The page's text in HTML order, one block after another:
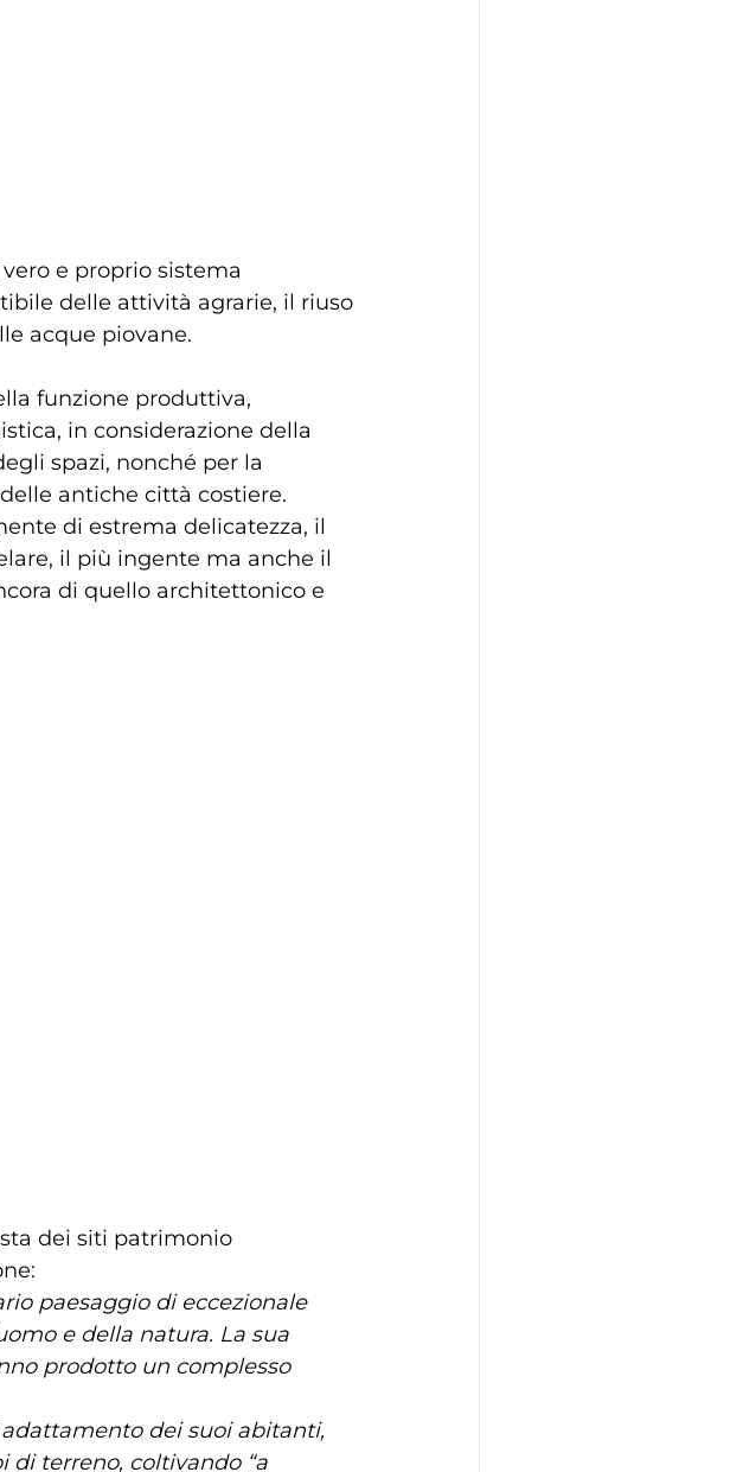
e proprio sistema
delle attività agrarie, il riuso
acque piovane.
funzione produttiva,
in considerazione della
spazi, nonché per la
antiche città costiere.
di estrema delicatezza, il
il più ingente ma anche il
di quello architettonico e
dei siti patrimonio
paesaggio di eccezionale
e della natura. La sua
prodotto un complesso
dei suoi abitanti,
terreno, coltivando “a